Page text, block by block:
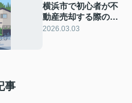
横浜市で初心者が不
動産売却する際の流
れは？注意点や成功
2026.03.03
事